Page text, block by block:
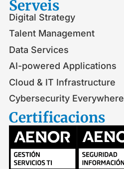
Serveis​
Digital Strategy
Talent Management
Data Services
AI-powered Applications
Cloud & IT Infrastructure
Cybersecurity Everywhere
Certificacions